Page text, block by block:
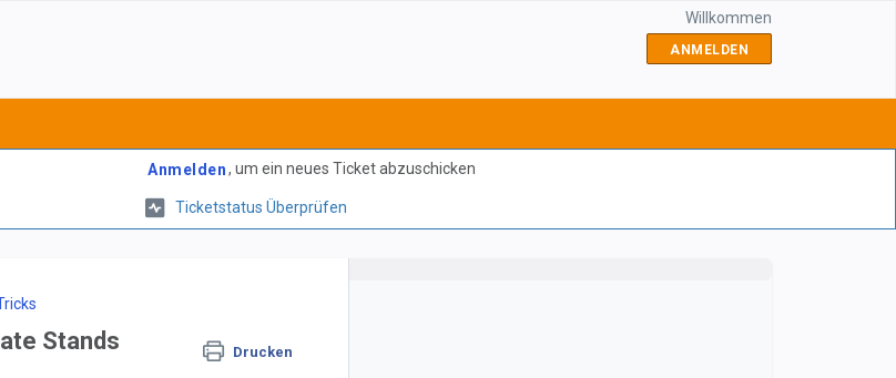
Willkommen
ANMELDEN
Anmelden, um ein neues Ticket abzuschicken
Ticketstatus Überprüfen
Stands Drucken